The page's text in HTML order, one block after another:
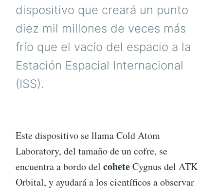
dispositivo que creará un punto
diez mil millones de veces más
frío que el vacío del espacio a la
Estación Espacial Internacional
(ISS).
Este dispositivo se llama Cold Atom
Laboratory, del tamaño de un cofre, se
encuentra a bordo del coheteCygnus del ATK
Orbital, y ayudará a los científicos a observar